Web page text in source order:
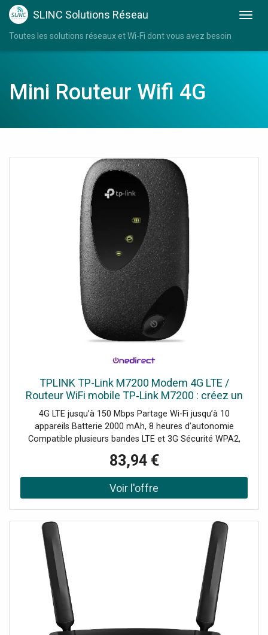
SLINC Solutions Réseau
Toutes les solutions réseaux et Wi-Fi dont vous avez besoin
Mini Routeur Wifi 4G
TPLINK TP-Link M7200 Modem 4G LTE /
Routeur WiFi mobile TP‑Link M7200 : créez un
hotspot sécurisé puissant pour jusqu’à 10
utilisateurs, 8h d’autonomie.
4G LTE jusqu’à 150 Mbps Partage Wi-Fi jusqu’à 10
appareils Batterie 2000 mAh, 8 heures d’autonomie
Compatible plusieurs bandes LTE et 3G Sécurité WPA2,
connexion et batterie Installation rapide plug-and-play
83,94 €